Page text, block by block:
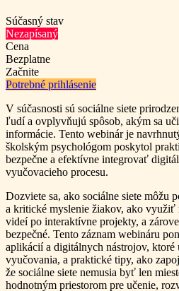
Súčasný stav
Nezapísaný
Cena
Bezplatne
Začnite
Potrebné prihlásenie
V súčasnosti sú sociálne siete
ľudí a ovplyvňujú spôsob, akým sa
informácie. Tento webinár je
školským psychológom poskytol
bezpečne a efektívne integrovať
vyučovacieho procesu.
Dozviete sa, ako sociálne siete môžu
a kritické myslenie žiakov, ako využiť
videí po interaktívne projekty, a
bezpečné. Tento záznam webináru
aplikácií a digitálnych nástrojov,
vyučovania, a praktické tipy, ako
že sociálne siete nemusia byť len
hodnotným priestorom pre učenie,